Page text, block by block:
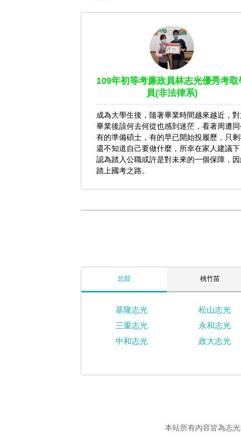
109年初等考廉政員林志光優秀考取
員(非法律系)
成為大學生後，隨著畢業時間越來越近，
畢業後該何去何從也感到迷茫，看著周遭
有的準備碩士，有的早已開始投履歷，只
還不知道自己要做什麼，所幸在家人建議下
認為踏入公職或許是對未來的一個保障，
踏上國考之路。
北部 桃竹苗
基隆志光 松山志光
三重志光
永和志光
中和志光
政大志光
本站所有內容皆為志